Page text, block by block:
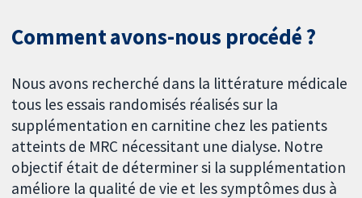
Comment avons-nous procédé ?
Nous avons recherché dans la littérature médicale
tous les essais randomisés réalisés sur la
supplémentation en carnitine chez les patients
atteints de MRC nécessitant une dialyse. Notre
objectif était de déterminer si la supplémentation
améliore la qualité de vie et les symptômes dus à